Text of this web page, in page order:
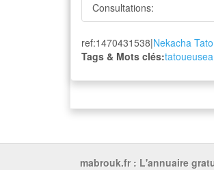
Consultations:
ref:1470431538|Nekacha
Tags & Mots clés:
mabrouk.fr : L'annuaire